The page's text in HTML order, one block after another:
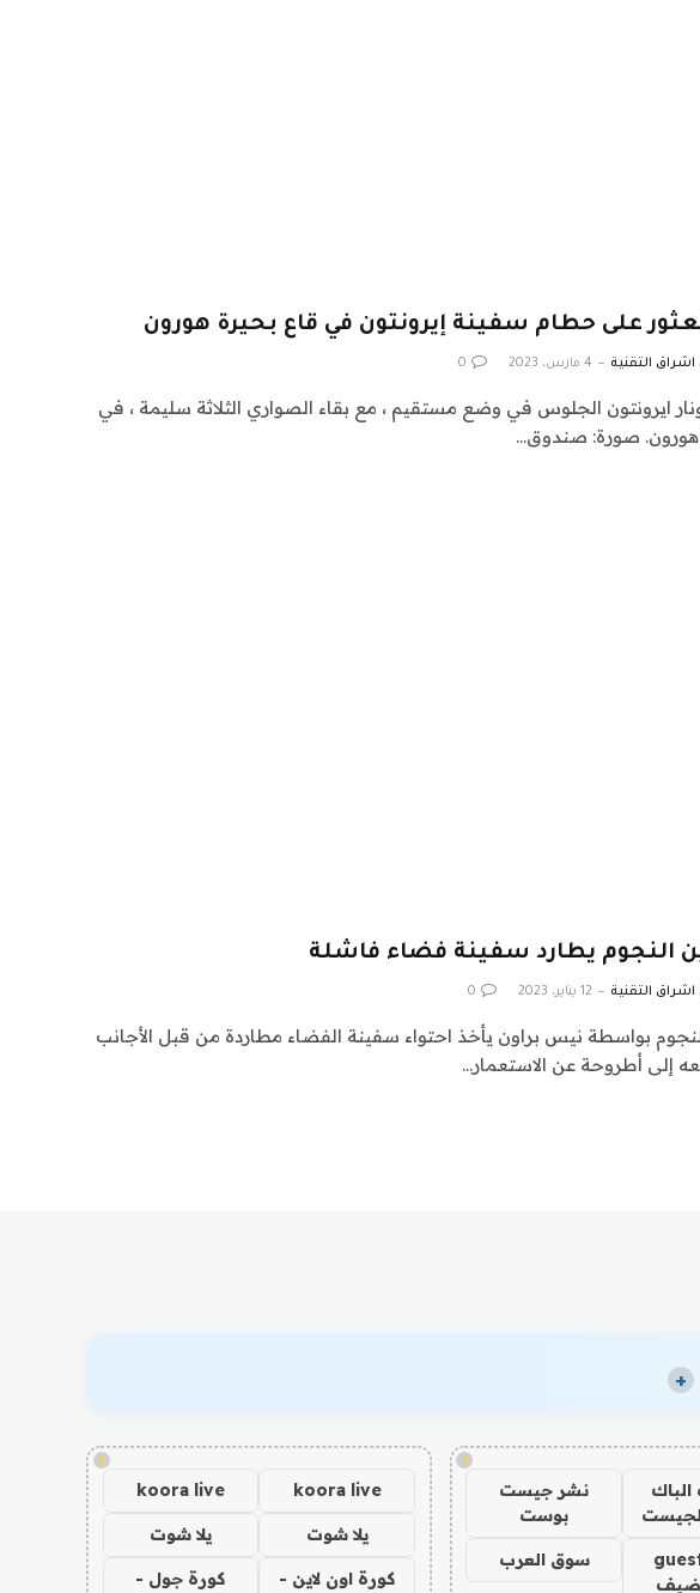
اشراق التقنية 4 مارس، 2023 0
ايرونتون الجلوس في وضع مستقيم ، مع بقاء الصواري الثلاثة سليمة ، في
هورون. صورة: صندوق…
النجوم يطارد سفينة فضاء فاشلة
اشراق التقنية 12 يناير، 2023 0
النجوم بواسطة نيس براون يأخذ احتواء سفينة الفضاء مطاردة من قبل الأجانب
إلى أطروحة عن الاستعمار…
+
!
نشر جيست
بوست
ضيف
سوق العرب
!
koora live
koora live
يلا شوت يلا شوت
كورة اون لاين -
كورة جول -